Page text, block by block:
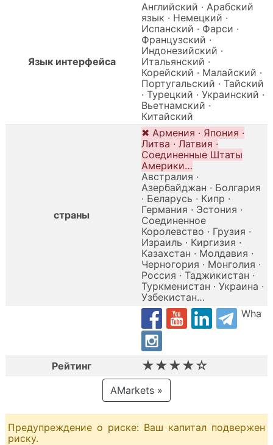
Язык интерфейса
Английский · Арабский
язык · Немецкий ·
Испанский · Фарси ·
Французский ·
Индонезийский ·
Итальянский ·
Корейский · Малайский ·
Португальский · Тайский
· Турецкий · Украинский ·
Вьетнамский ·
Китайский
страны
✖ Армения · Япония ·
Литва · Латвия ·
Соединенные Штаты
Америки…
Австралия ·
Азербайджан · Болгария
· Беларусь · Кипр ·
Германия · Эстония ·
Соединенное
Королевство · Грузия ·
Израиль · Киргизия ·
Казахстан · Молдавия ·
Черногория · Монголия ·
Россия · Таджикистан ·
Туркменистан · Украина ·
Узбекистан…
Рейтинг ★★★★☆
AMarkets »
Предупреждение о риске: Ваш капитал подвержен
риску.